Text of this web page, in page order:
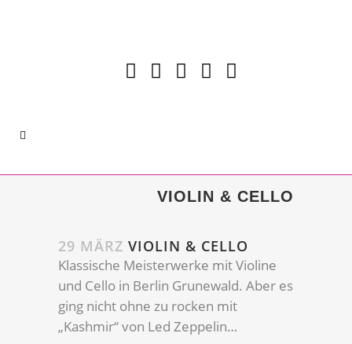
VIOLIN & CELLO
29 MÄRZ VIOLIN & CELLO
Klassische Meisterwerke mit Violine
und Cello in Berlin Grunewald. Aber es
ging nicht ohne zu rocken mit
„Kashmir“ von Led Zeppelin…